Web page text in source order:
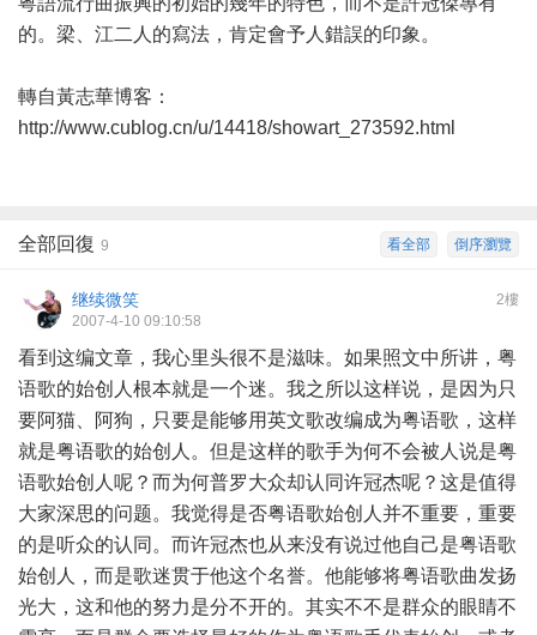
的。梁、江二人的寫法，肯定會予人錯誤的印象。
轉自黃志華博客：
http://www.cublog.cn/u/14418/showart_273592.html
倒序瀏覽
看全部
全部回復 9
2樓
继续微笑
2007-4-10 09:10:58
看到这编文章，我心里头很不是滋味。如果照文中所讲，粤
语歌的始创人根本就是一个迷。我之所以这样说，是因为只
要阿猫、阿狗，只要是能够用英文歌改编成为粤语歌，这样
就是粤语歌的始创人。但是这样的歌手为何不会被人说是粤
语歌始创人呢？而为何普罗大众却认同许冠杰呢？这是值得
大家深思的问题。我觉得是否粤语歌始创人并不重要，重要
的是听众的认同。而许冠杰也从来没有说过他自己是粤语歌
始创人，而是歌迷贯于他这个名誉。他能够将粤语歌曲发扬
光大，这和他的努力是分不开的。其实不不是群众的眼睛不